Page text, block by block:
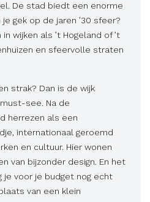
De stad biedt een enorme
gek op de jaren ’30 sfeer?
wijken als ’t Hogeland of ’t
en sfeervolle straten
strak? Dan is de wijk
see. Na de
herrezen als een
internationaal geroemd
en cultuur. Hier wonen
van bijzonder design. En het
je voor je budget nog echt
van een klein